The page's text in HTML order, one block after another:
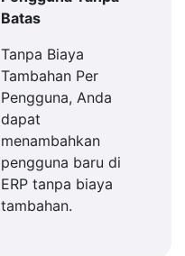
Batas
Tanpa Biaya
Tambahan Per
Pengguna, Anda
dapat
menambahkan
pengguna baru di
ERP tanpa biaya
tambahan.